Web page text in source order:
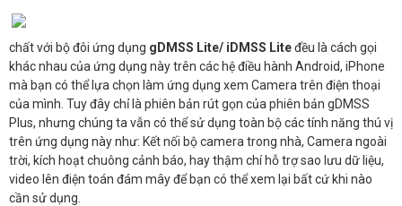
chất với bộ đôi ứng dụng gDMSS Lite/ iDMSS Liteđều là cách gọi
khác nhau của ứng dụng này trên các hệ điều hành Android, iPhone
mà bạn có thể lựa chọn làm ứng dụng xem Camera trên điện thoại
của mình. Tuy đây chỉ là phiên bản rút gọn của phiên bản gDMSS
Plus, nhưng chúng ta vẫn có thể sử dụng toàn bộ các tính năng thú vị
trên ứng dụng này như: Kết nối bộ camera trong nhà, Camera ngoài
trời, kích hoạt chuông cảnh báo, hay thậm chí hỗ trợ sao lưu dữ liệu,
video lên điện toán đám mây để bạn có thể xem lại bất cứ khi nào
cần sử dụng.